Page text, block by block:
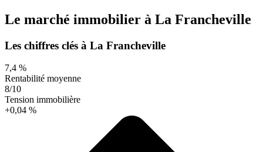
Le marché immobilier à La Francheville
Les chiffres clés à La Francheville
7,4 %
Rentabilité moyenne
8/10
Tension immobilière
+0,04 %